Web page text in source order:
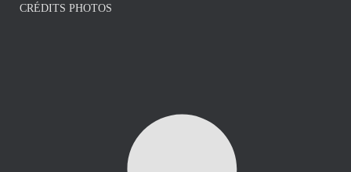
CRÉDITS PHOTOS